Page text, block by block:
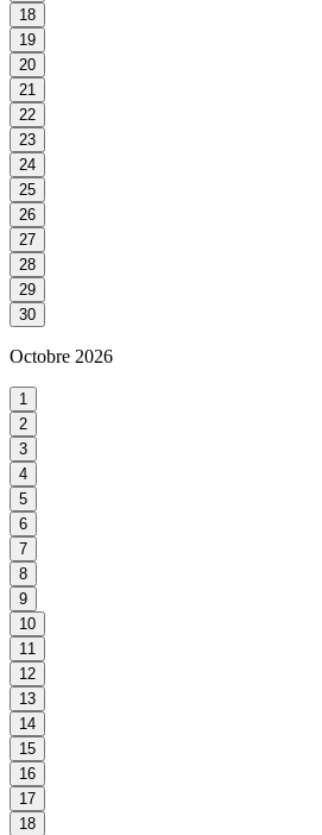
18
19
20
21
22
23
24
25
26
27
28
29
30
Octobre 2026
1
2
3
4
5
6
7
8
9
10
11
12
13
14
15
16
17
18